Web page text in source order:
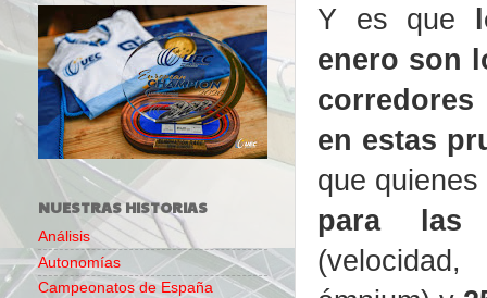
Y es que
enero son
en estas
que
para las
NUESTRAS HISTORIAS
Análisis
Autonomías
Campeonatos de España